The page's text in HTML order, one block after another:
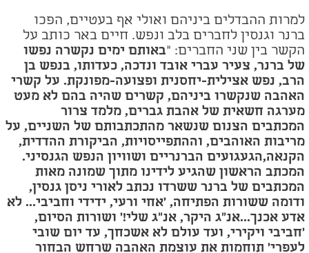
למרות ההבדלים ביניהם ואולי אף בעטיים, הפכו
ברנר וגנסין לחברים בלב ונפש. חיים באר כותב על
הקשר בין שני החברים: "באותם ימים נקשרה נפשו
של ברנר, צעיר עברי אובד ונדכה, כעדותו, בנפש בן
הרב, נפש אצילית-יחסנית ופצועה-מפונקת. על קשרי
האהבה שנקשרו ביניהם, קשרים שהיה בהם לא מעט
מערגה חשאית של אהבת גברים, מלמד צרור
המכתבים הצנום שנשאר מהתכתבותם של השניים, על
מריבות האוהבים, וההתפייסויות, הביקורת ההדדית,
הקנאה,הגעגועים הברנריים ושוויון הנפש הגנסיני.
המכתב הראשון שהגיע לידינו מתוך שמונה מאות
המכתבים של ברנר ששרדו נכתב לאורי ניסן גנסין,
ודומה ששורות הפתיחה, 'אחי ורעי, ידידי וחביבי... לא
אדע אכנך...אנ"ג היקר, אנ"ג שלי!' ושורות הסיום,
'חביבי ויקירי, ועד עולם לא אשכחך, עד יום שובי
לעפרי' תוחמות את עוצמת האהבה שרחש הבחור